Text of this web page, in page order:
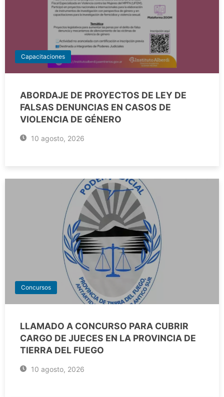
Capacitaciones
ABORDAJE DE PROYECTOS DE LEY DE
FALSAS DENUNCIAS EN CASOS DE
VIOLENCIA DE GÉNERO
10 agosto, 2026
Concursos
LLAMADO A CONCURSO PARA CUBRIR
CARGO DE JUECES EN LA PROVINCIA DE
TIERRA DEL FUEGO
10 agosto, 2026